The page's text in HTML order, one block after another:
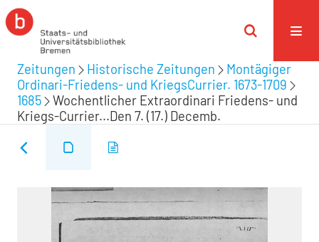
Zeitungen Historische Zeitungen
Montägiger
Ordinari-Friedens- und KriegsCurrier. 1673-1709
1685
Wochentlicher Extraordinari Friedens- und
Kriegs-Currier...Den 7. (17.) Decemb.